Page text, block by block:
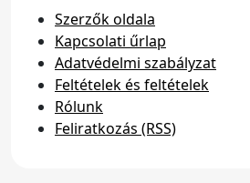
Szerzők oldala
Kapcsolati űrlap
Adatvédelmi szabályzat
Feltételek és feltételek
Rólunk
Feliratkozás (RSS)